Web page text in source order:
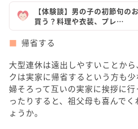
【体験談】男の子の初節句の
買う？料理や衣装、プレ…
帰省する
大型連休は遠出しやすいことか
クは実家に帰省するという方も
婦そろって互いの実家に挨拶に
ったりすると、祖父母も喜んで
ょうか。